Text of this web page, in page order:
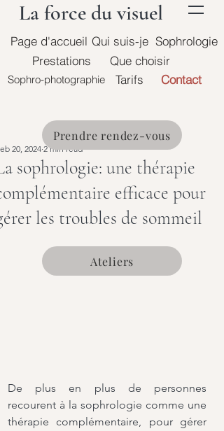
La force du visuel
Qui suis-je Sophrologie
Prestations
Sophro-photographie
Que choisir
Page d'accueil
Contact
Tarifs
sophrologie: une thérapie
efficace pour
les troubles de sommeil
20, 2024 2 min read
De plus en plus de personnes
recourent à la sophrologie comme une
thérapie complémentaire, pour gérer
Prendre rendez-vous
Ateliers